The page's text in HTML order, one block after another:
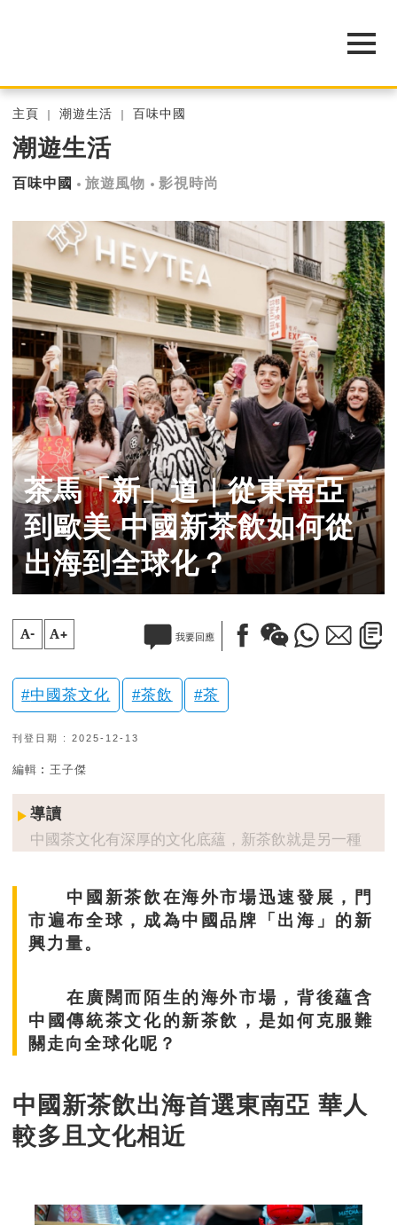
主頁 潮遊生活 百味中國
潮遊生活
百味中國 旅遊風物 影視時尚
茶馬「新」道｜從東南亞
到歐美 中國新茶飲如何從
出海到全球化？
A- A+ 我要回應
中國茶文化 茶飲 茶
刊登日期 : 2025-12-13
編輯︰王子傑
導讀
中國茶文化有深厚的文化底蘊，新茶飲就是另一種
中國新茶飲在海外市場迅速發展，門
市遍布全球，成為中國品牌「出海」的新
興力量。
在廣闊而陌生的海外市場，背後蘊含
中國傳統茶文化的新茶飲，是如何克服難
關走向全球化呢？
中國新茶飲出海首選東南亞 華人
較多且文化相近